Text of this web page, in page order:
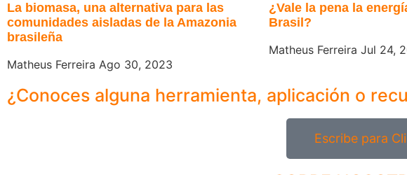
La biomasa, una alternativa para las
comunidades aisladas de la Amazonia
brasileña
Matheus Ferreira Ago 30, 2023
¿Vale la pena la
Brasil?
Matheus FerreiraJul 24,
¿Conoces alguna herramienta, aplicación o
Escribe para